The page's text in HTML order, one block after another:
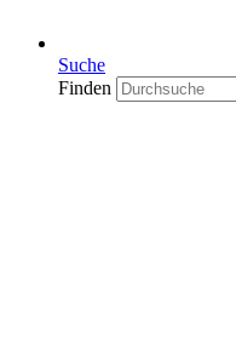
Suche
Finden